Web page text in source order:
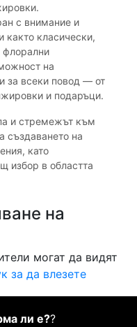
с внимание и
както класически,
флорални
на
за всеки повод — от
и подаръци.
и стремежът към
създаването на
като
избор в областта
на
могат да видят
за да влезете
ли е??